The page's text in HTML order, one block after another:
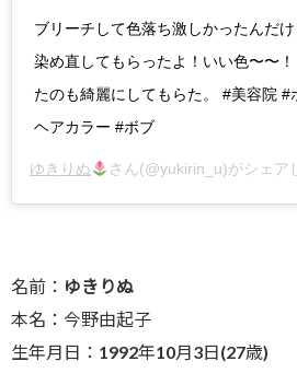
ブリーチして色落ち激しかったんだ
染め直してもらったよ！いい色〜〜
たのも綺麗にしてもらた。 #美容院
ヘアカラー #ボブ
ゆきりぬ さん(@yukirin_u)がシェア
名前： ゆきりぬ
本名：今野由起子
生年月日：1992年10月3日(27歳)